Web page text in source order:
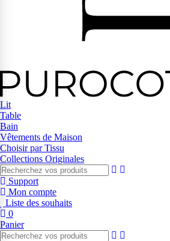
Lit
Table
Bain
Vêtements de Maison
Choisir par Tissu
Collections Originales
Support
Mon compte
Liste des souhaits
0
Panier